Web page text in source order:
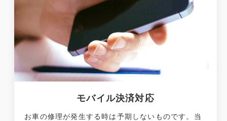
モバイル決済対応
お車の修理が発生する時は予期しないものです。当